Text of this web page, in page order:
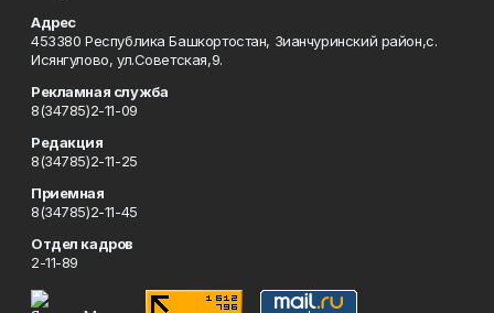
Адрес
453380 Республика Башкортостан, Зианчуринский район,с.
Исянгулово, ул.Советская,9.
Рекламная служба
8(34785)2-11-09
Редакция
8(34785)2-11-25
Приемная
8(34785)2-11-45
Отдел кадров
2-11-89